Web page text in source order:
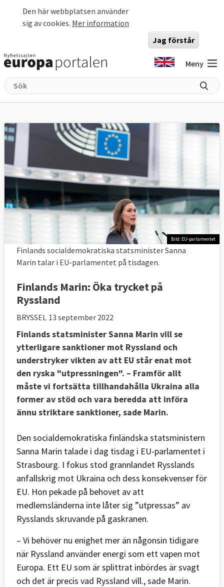
Den här webbplatsen använder
sig av cookies. Mer information
Jag förstår
Meny
Bild: EU-parlamentet
Finlands socialdemokratiska statsminister Sanna
Marin talar i EU-parlamentet på tisdagen.
Finlands Marin: Öka trycket på
Ryssland
BRYSSEL 13 september 2022
Finlands statsminister Sanna Marin vill se
ytterligare sanktioner mot Ryssland och
understryker vikten av att EU står enat mot
den ryska "utpressningen". – Framför allt
måste vi fortsätta tillhandahålla Ukraina alla
former av stöd och vara beredda att införa
ännu striktare sanktioner, sade Marin.
Den socialdemokratiska finländska statsministern
Sanna Marin talade i dag tisdag i EU-parlamentet i
Strasbourg. I fokus stod grannlandet Rysslands
anfallskrig mot Ukraina och dess konsekvenser för
EU. Hon pekade på behovet av att
medlemsländerna inte låter sig ”utpressas” av
Rysslands skruvande på gaskranen.
– Vi behöver nu enighet mer än någonsin tidigare
när Ryssland använder energi som ett vapen mot
Europa. Ett EU som är splittrat inbördes är svagt
och det är precis vad Ryssland vill., sade Marin.